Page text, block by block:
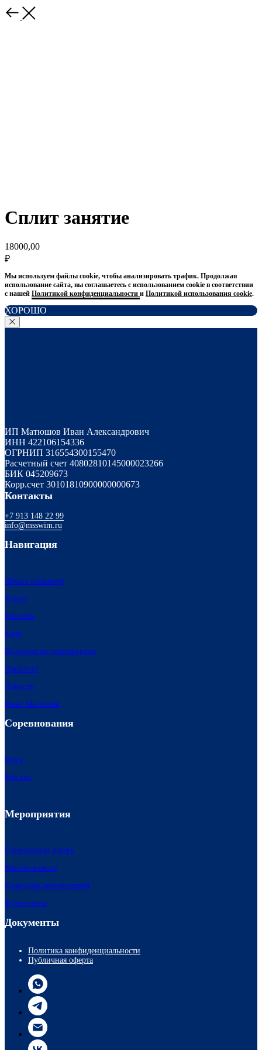
Сплит занятие
18000,00
₽
Мы используем файлы cookie, чтобы анализировать трафик. Продолжая
использование сайта, вы соглашаетесь с использованием cookie в соответствии
с нашей Политикой конфиденциальности и Политикой использования cookie.
ХОРОШО
ИП Матюшов Иван Александрович
ИНН 422106154336
ОГРНИП 316554300155470
Расчетный счет 40802810145000023266
БИК 045209673
Корр.счет 30101810900000000673
Контакты
+7 913 148 22 99
info@msswim.ru
Навигация
Школа плавания
Курсы
Магазин
Кафе
Подарочные сертификаты
Вакансии
Новости
Иван Матюшов
Соревнования
Омск
Москва
Мероприятия
Спортивный лагерь
Мастер-классы
Календарь мероприятий
Фотоотчеты
Документы
Политика конфиденциальности
Публичная оферта